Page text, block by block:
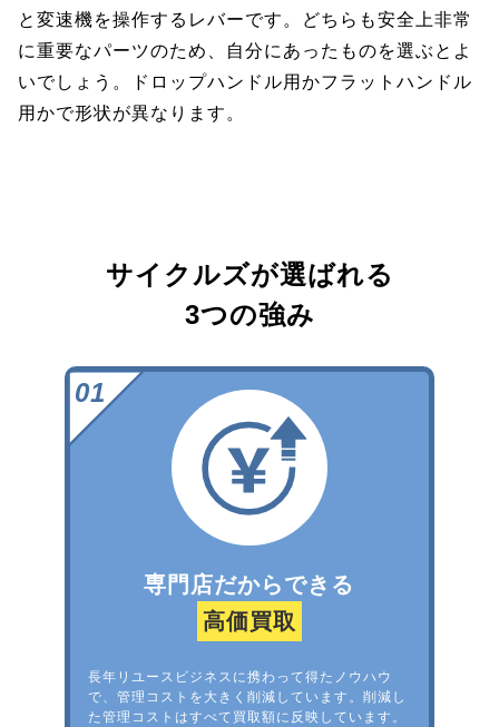
と変速機を操作するレバーです。どちらも安全上非常
に重要なパーツのため、自分にあったものを選ぶとよ
いでしょう。ドロップハンドル用かフラットハンドル
用かで形状が異なります。
サイクルズが選ばれる
3つの強み
専門店だからできる
高価買取
長年リユースビジネスに携わって得たノウハウ
で、管理コストを大きく削減しています。削減し
た管理コストはすべて買取額に反映しています。